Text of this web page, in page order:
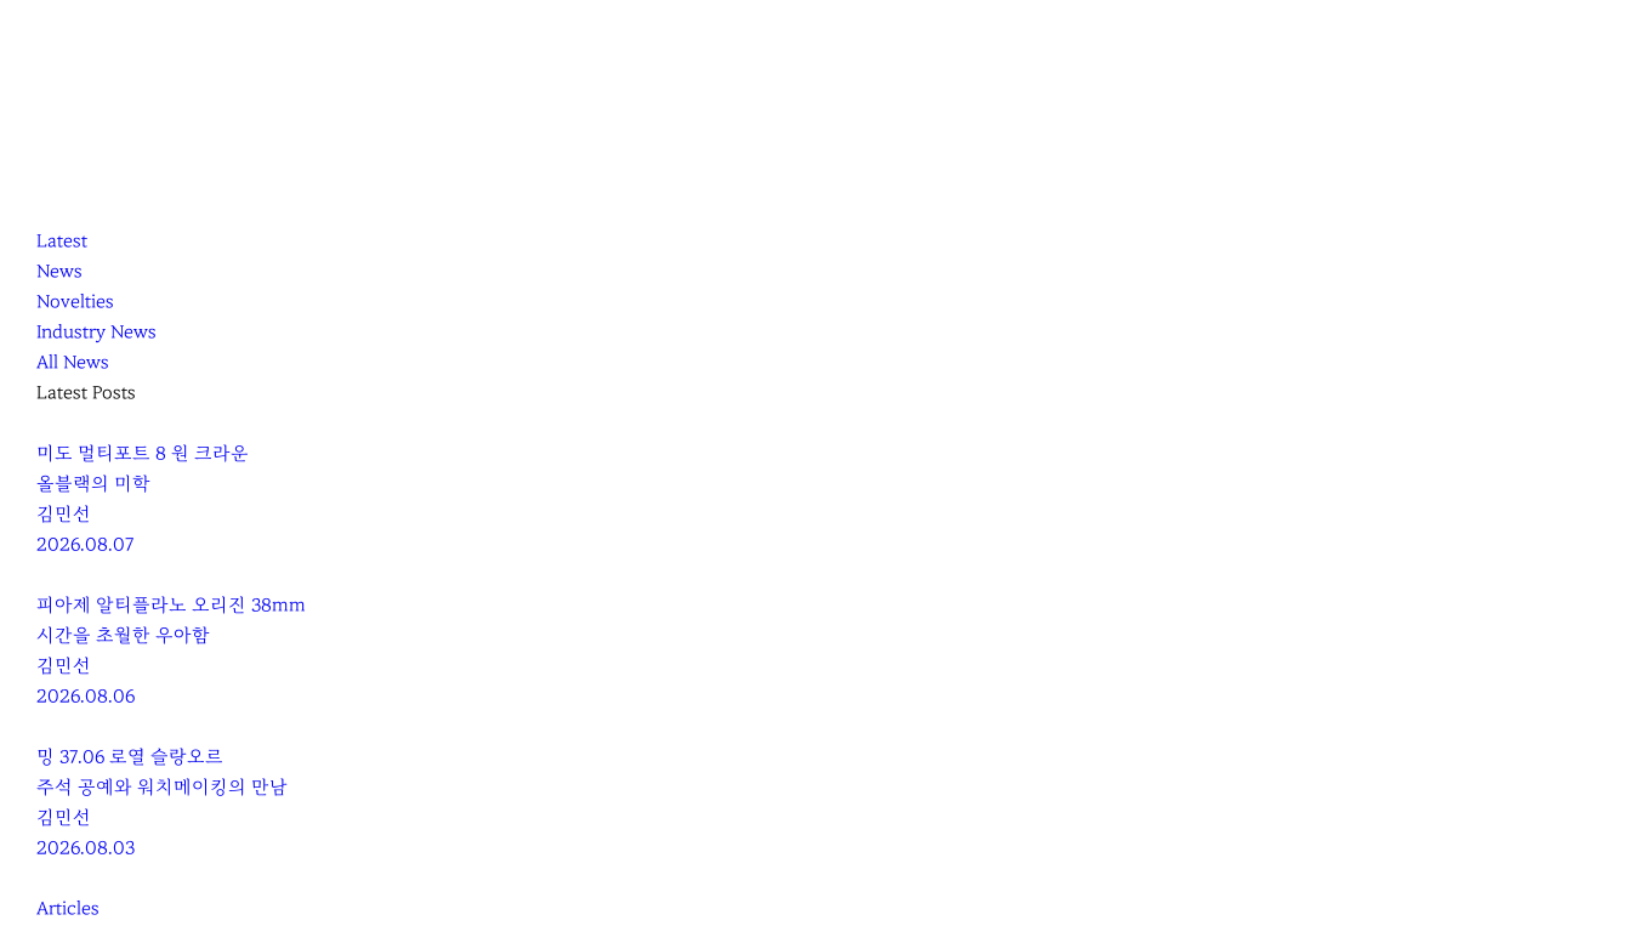
K
L
O
C
C
A
닫
기
K
L
O
C
C
A
Latest
News
Novelties
Industry News
All News
Latest Posts
미도 멀티포트 8 원 크라운
올블랙의 미학
김민선
2026.08.07
피아제 알티플라노 오리진 38mm
시간을 초월한 우아함
김민선
2026.08.06
밍 37.06 로열 슬랑오르
주석 공예와 워치메이킹의 만남
김민선
2026.08.03
Articles